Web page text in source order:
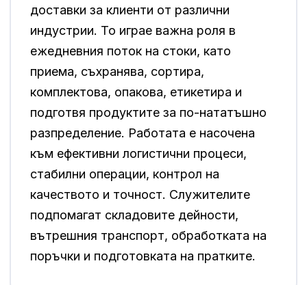
доставки за клиенти от различни
индустрии. То играе важна роля в
ежедневния поток на стоки, като
приема, съхранява, сортира,
комплектова, опакова, етикетира и
подготвя продуктите за по-нататъшно
разпределение. Работата е насочена
към ефективни логистични процеси,
стабилни операции, контрол на
качеството и точност. Служителите
подпомагат складовите дейности,
вътрешния транспорт, обработката на
поръчки и подготовката на пратките.